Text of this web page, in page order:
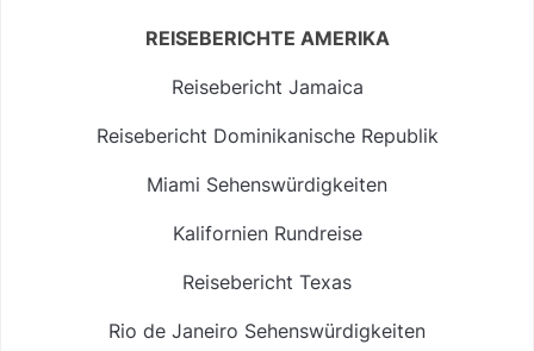
REISEBERICHTE AMERIKA
Reisebericht Jamaica
Reisebericht Dominikanische Republik
Miami Sehenswürdigkeiten
Kalifornien Rundreise
Reisebericht Texas
Rio de Janeiro Sehenswürdigkeiten